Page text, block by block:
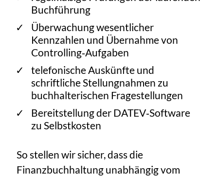
Buchführung
Überwachung wesentlicher
Kennzahlen und Übernahme von
Controlling‑Aufgaben
telefonische Auskünfte und
schriftliche Stellungnahmen zu
buchhalterischen Fragestellungen
Bereitstellung der DATEV‑Software
zu Selbstkosten
So stellen wir sicher, dass die
Finanzbuchhaltung unabhängig vom